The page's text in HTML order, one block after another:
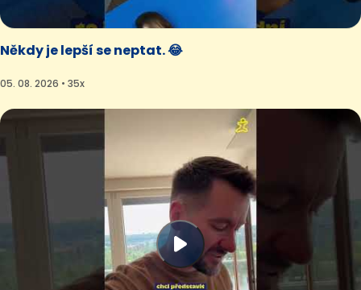
Někdy je lepší se neptat. 😂
05. 08. 2026 • 35x